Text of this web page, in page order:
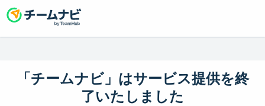
「チームナビ」はサービス提供を終
了いたしました